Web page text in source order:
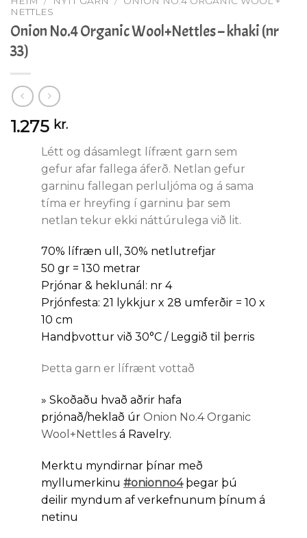
NETTLES
Onion No.4 Organic Wool+Nettles – khaki (nr
33)
1.275 kr.
Létt og dásamlegt lífrænt garn sem
gefur afar fallega áferð. Netlan gefur
garninu fallegan perluljóma og á sama
tíma er hreyfing í garninu þar sem
netlan tekur ekki náttúrulega við lit.
70% lífræn ull, 30% netlutrefjar
50 gr = 130 metrar
Prjónar & heklunál: nr 4
Prjónfesta: 21 lykkjur x 28 umferðir = 10 x
10 cm
Handþvottur við 30°C / Leggið til þerris
Þetta garn er lífrænt vottað
» Skoðaðu hvað aðrir hafa
prjónað/heklað úr Onion No.4 Organic
Wool+Nettles á Ravelry.
Merktu myndirnar þínar með
myllumerkinu #onionno4þegar þú
deilir myndum af verkefnunum þínum á
netinu